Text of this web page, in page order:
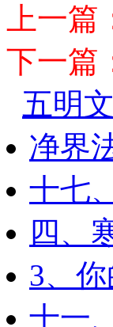
上一篇
下一篇
五明
净界
十七
四、
3、
十一